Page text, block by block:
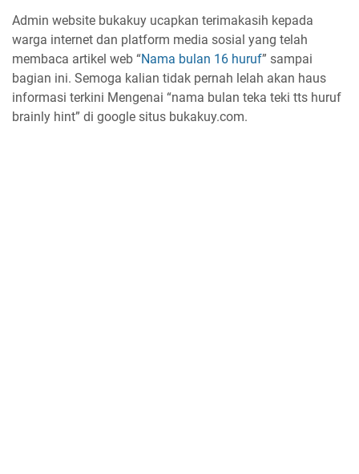
Admin website bukakuy ucapkan terimakasih kepada
warga internet dan platform media sosial yang telah
membaca artikel web “Nama bulan 16 huruf” sampai
bagian ini. Semoga kalian tidak pernah lelah akan haus
informasi terkini Mengenai “nama bulan teka teki tts huruf
brainly hint” di google situs bukakuy.com.